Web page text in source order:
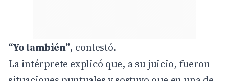
“Yo también”, contestó.
La intérprete explicó que, a su juicio, fueron